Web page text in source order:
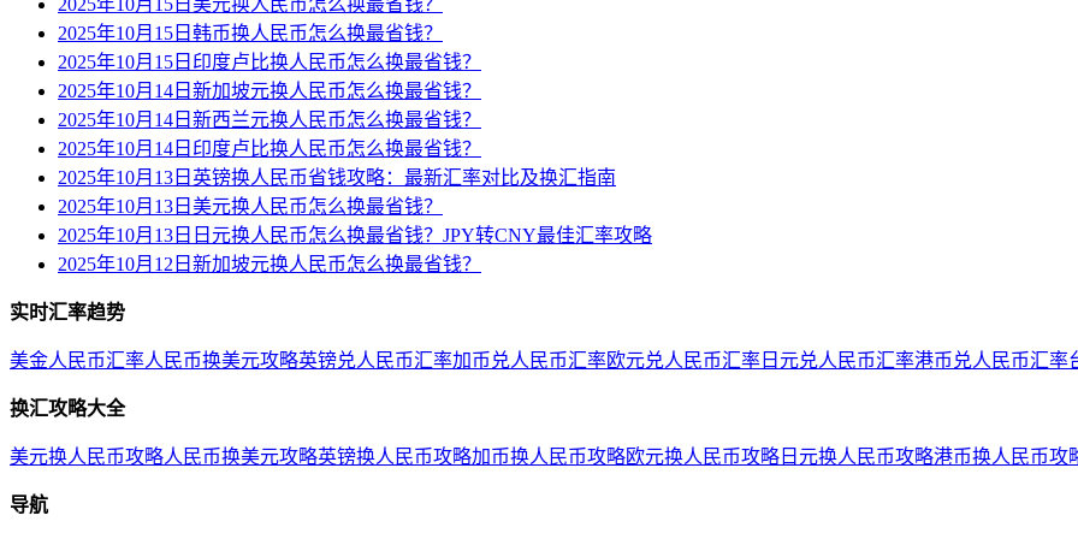
2025年10月15日韩币换人民币怎么换最省钱？
2025年10月15日印度卢比换人民币怎么换最省钱？
2025年10月14日新加坡元换人民币怎么换最省钱？
2025年10月14日新西兰元换人民币怎么换最省钱？
2025年10月14日印度卢比换人民币怎么换最省钱？
2025年10月13日英镑换人民币省钱攻略：最新汇率对比及换汇指南
2025年10月13日美元换人民币怎么换最省钱？
2025年10月13日日元换人民币怎么换最省钱？JPY转CNY最佳汇率攻略
2025年10月12日新加坡元换人民币怎么换最省钱？
实时汇率趋势
美金人民币汇率人民币换美元攻略英镑兑人民币汇率加币兑人民币汇率欧元兑人民币汇率 日元兑人民币汇率港币兑人民币汇率
换汇攻略大全
美元换人民币攻略人民币换美元攻略英镑换人民币攻略加币换人民币攻略欧元换人民币攻略 日元换人民币攻略港币换人民币攻
导航